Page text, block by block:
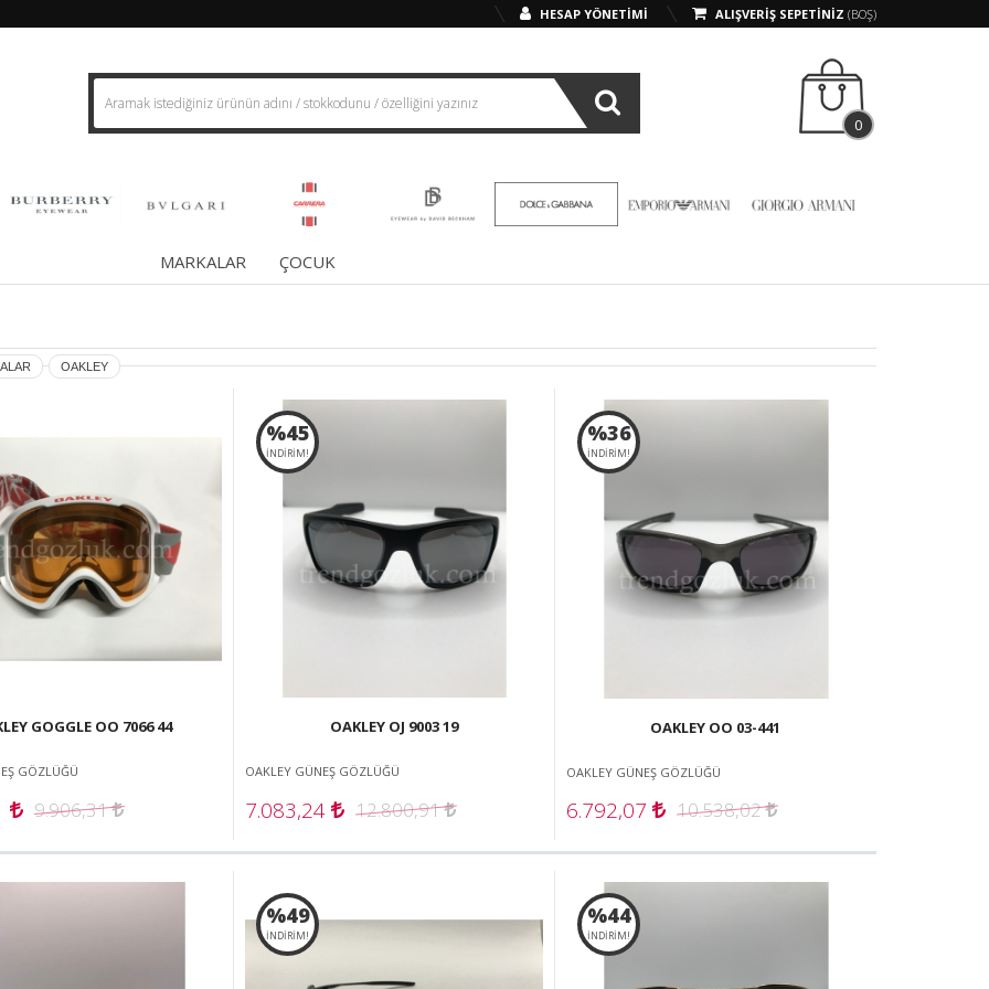
ALIŞVERİŞ SEPETİNİZ (BOŞ)
HESAP YÖNETİMİ
0
MARKALAR ÇOCUK
OAKLEY
GOGGLE OO 7066 44
GÖZLÜĞÜ
9.906,31
%45
İNDİRİM!
OAKLEY OJ 9003 19
OAKLEY GÜNEŞ GÖZLÜĞÜ
7.083,24 12.800,91
%36
İNDİRİM!
OAKLEY OO 03-441
OAKLEY GÜNEŞ GÖZLÜĞÜ
6.792,07 10.538,02
%49
İNDİRİM!
%44
İNDİRİM!